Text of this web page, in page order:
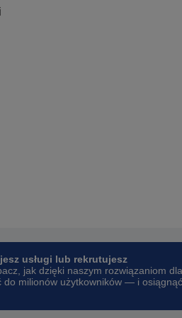
usługi lub rekrutujesz
jak dzięki naszym rozwiązaniom dla
do milionów użytkowników — i osiągnąć